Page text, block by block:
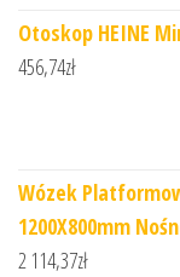
Otoskop HEINE
456,74zł
Wózek
1200X800mm
2 114,37zł